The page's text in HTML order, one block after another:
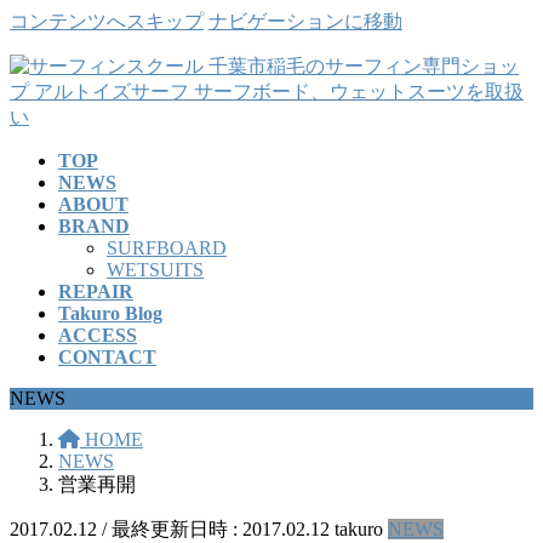
コンテンツへスキップ ナビゲーションに移動
TOP
NEWS
ABOUT
BRAND
SURFBOARD
WETSUITS
REPAIR
Takuro Blog
ACCESS
CONTACT
NEWS
HOME
NEWS
営業再開
2017.02.12 / 最終更新日時 : 2017.02.12 takuro NEWS